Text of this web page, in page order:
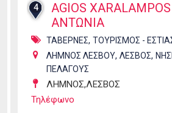
4
AGIOS
ΑΝΤΩΝΙΑ
ΤΑΒΕΡΝΕΣ, ΤΟΥΡΙΣΜΟΣ -
ΛΗΜΝΟΣ ΛΕΣΒΟΥ, ΛΕΣΒΟΣ,
ΠΕΛΑΓΟΥΣ
ΛΗΜΝΟΣ,ΛΕΣΒΟΣ
Τηλέφωνο